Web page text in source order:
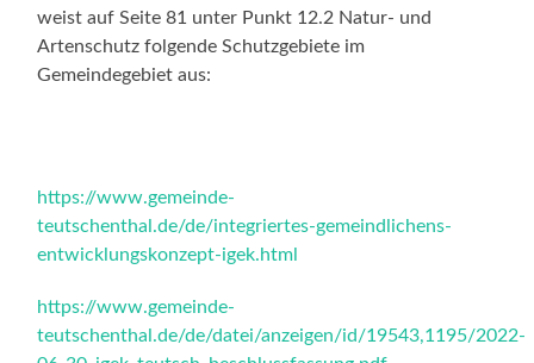
weist auf Seite 81 unter Punkt 12.2 Natur- und
Artenschutz folgende Schutzgebiete im
Gemeindegebiet aus:
https://www.gemeinde-
teutschenthal.de/de/integriertes-gemeindlichens-
entwicklungskonzept-igek.html
https://www.gemeinde-
teutschenthal.de/de/datei/anzeigen/id/19543,1195/2022-